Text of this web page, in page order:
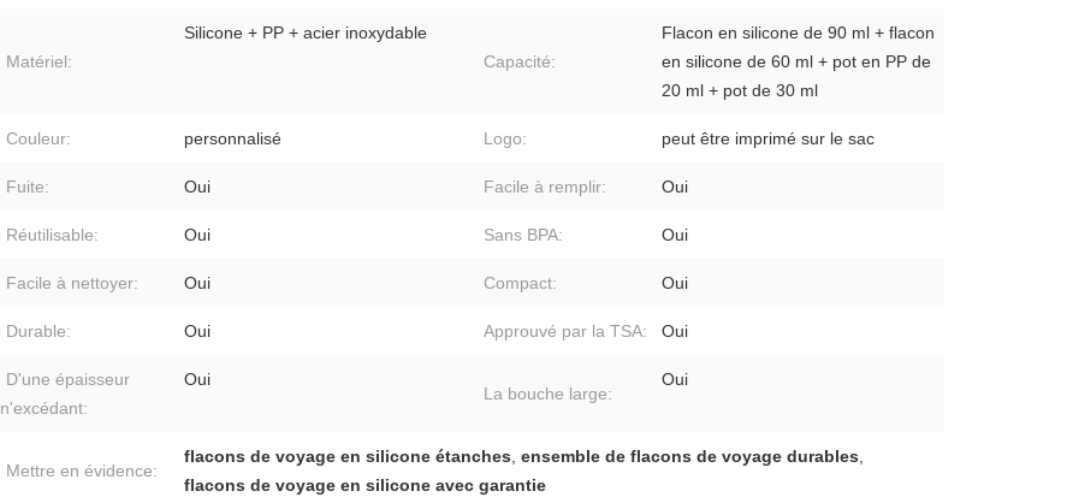
Matériel:
Silicone + PP + acier inoxydable
Capacité:
Flacon en silicone de 90 ml + flacon
en silicone de 60 ml + pot en PP de
20 ml + pot de 30 ml
Couleur: personnalisé Logo: peut être imprimé sur le sac
Fuite: Oui Facile à remplir: Oui
Réutilisable: Oui Sans BPA: Oui
Facile à nettoyer: Oui Compact: Oui
Durable: Oui Approuvé par la TSA: Oui
D'une épaisseur
n'excédant:
Oui
La bouche large:
Oui
Mettre en évidence:
flacons de voyage en silicone étanches, ensemble de flacons de voyage durables,
flacons de voyage en silicone avec garantie